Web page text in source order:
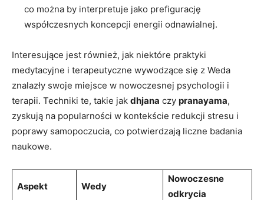
co można by interpretuje jako prefigurację
współczesnych koncepcji energii odnawialnej.
Interesujące jest również, jak niektóre praktyki
medytacyjne i terapeutyczne wywodzące się z Weda
znalazły swoje miejsce w nowoczesnej psychologii i
terapii. Techniki te, takie jak dhjana czy pranayama,
zyskują na popularności w kontekście redukcji stresu i
poprawy samopoczucia, co potwierdzają liczne badania
naukowe.
Aspekt Wedy
Nowoczesne
odkrycia